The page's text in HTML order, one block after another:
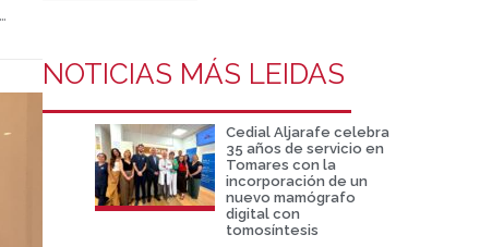
NOTICIAS MÁS LEIDAS
Cedial Aljarafe celebra
35 años de servicio en
Tomares con la
incorporación de un
nuevo mamógrafo
digital con
tomosíntesis